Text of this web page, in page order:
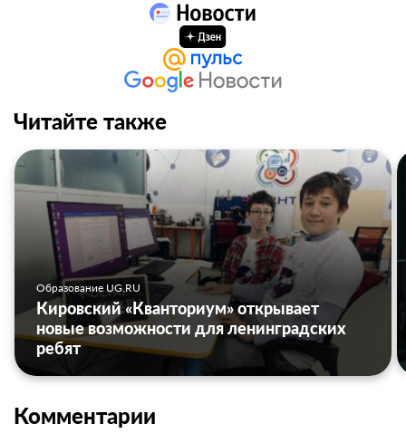
Читайте также
Образование UG.RU
Кировский «Кванториум» открывает
новые возможности для ленинградских
ребят
Комментарии